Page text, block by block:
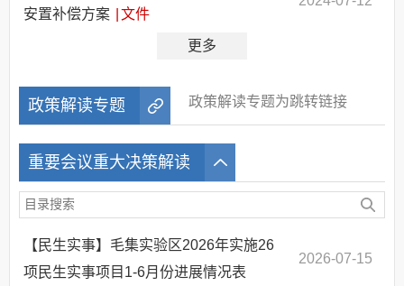
安置补偿方案
文件
更多
政策解读专题 政策解读专题为跳转链接
重要会议重大决策解读
【民生实事】毛集实验区2026年实施26
项民生实事项目1-6月份进展情况表
2026-07-15